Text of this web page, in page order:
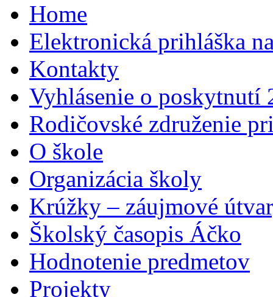
Home
Elektronická prihláška
Kontakty
Vyhlásenie o poskytnutí
Rodičovské združenie
O škole
Organizácia školy
Krúžky – záujmové
Školský časopis Áčko
Hodnotenie predmetov
Projekty